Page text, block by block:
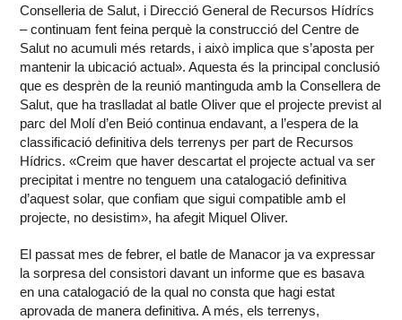
Conselleria de Salut, i Direcció General de Recursos Hídrícs
– continuam fent feina perquè la construcció del Centre de
Salut no acumuli més retards, i això implica que s’aposta per
mantenir la ubicació actual». Aquesta és la principal conclusió
que es desprèn de la reunió mantinguda amb la Consellera de
Salut, que ha traslladat al batle Oliver que el projecte previst al
parc del Molí d’en Beió continua endavant, a l’espera de la
classificació definitiva dels terrenys per part de Recursos
Hídrics. «Creim que haver descartat el projecte actual va ser
precipitat i mentre no tenguem una catalogació definitiva
d’aquest solar, que confiam que sigui compatible amb el
projecte, no desistim», ha afegit Miquel Oliver.
El passat mes de febrer, el batle de Manacor ja va expressar
la sorpresa del consistori davant un informe que es basava
en una catalogació de la qual no consta que hagi estat
aprovada de manera definitiva. A més, els terrenys,